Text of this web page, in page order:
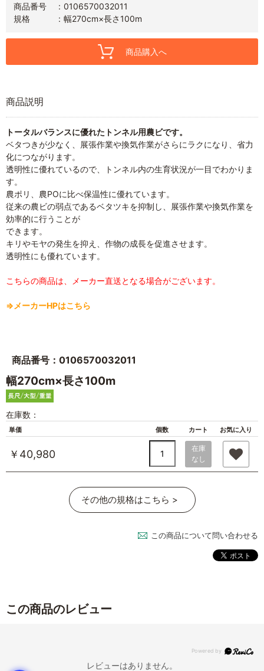
商品番号
0106570032011
規格
幅270cm×長さ100m
商品購入へ
商品説明
トータルバランスに優れたトンネル用農ビです。
ベタつきが少なく、展張作業や換気作業がさらにラクになり、省力
化につながります。
透明性に優れているので、トンネル内の生育状況が一目でわかりま
す。
農ポリ、農POに比べ保温性に優れています。
従来の農ビの弱点であるベタツキを抑制し、展張作業や換気作業を
効率的に行うことが
できます。
キリやモヤの発生を抑え、作物の成長を促進させます。
透明性にも優れています。
こちらの商品は、メーカー直送となる場合がございます。
⇒メーカーHPはこちら
商品番号：0106570032011
幅270cm×長さ100m
在庫数：
単価 個数 カート お気に入り
￥40,980
在庫
なし
その他の規格はこちら >
この商品について問い合わせる
この商品のレビュー
レビューはありません。